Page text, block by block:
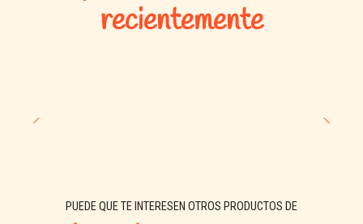
recientemente
PUEDE QUE TE INTERESEN OTROS PRODUCTOS DE